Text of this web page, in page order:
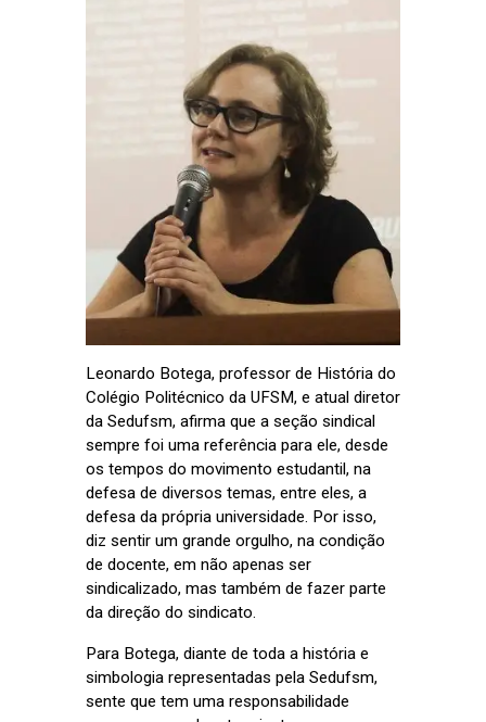
Leonardo Botega, professor de História do
Colégio Politécnico da UFSM, e atual diretor
da Sedufsm, afirma que a seção sindical
sempre foi uma referência para ele, desde
os tempos do movimento estudantil, na
defesa de diversos temas, entre eles, a
defesa da própria universidade. Por isso,
diz sentir um grande orgulho, na condição
de docente, em não apenas ser
sindicalizado, mas também de fazer parte
da direção do sindicato.
Para Botega, diante de toda a história e
simbologia representadas pela Sedufsm,
sente que tem uma responsabilidade